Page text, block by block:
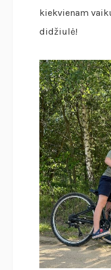
kiekvienam
didžiulė!